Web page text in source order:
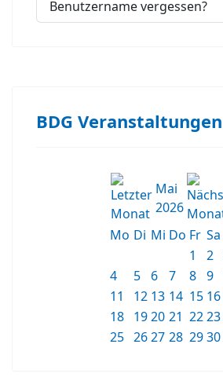
Benutzername vergessen?
BDG Veranstaltungen
Mai
2026
Mo Di Mi Do Fr Sa
1
2
4
5 6 7 8 9
11
12 13 14 15 16
18 1920 21 2223
25 2627 28 2930